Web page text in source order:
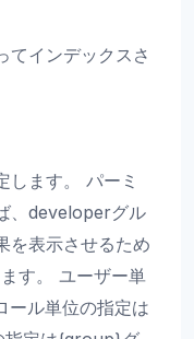
てインデックスさ
します。 パーミ
、developerグル
を表示させるため
す。 ユーザー単
ール単位の指定は